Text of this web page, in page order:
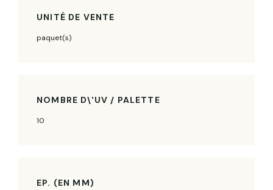
UNITÉ DE VENTE
paquet(s)
NOMBRE D\'UV / PALETTE
10
EP. (EN MM)